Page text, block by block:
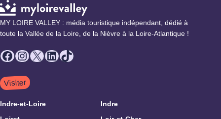
MY LOIRE VALLEY : média touristique indépendant, dédié à
toute la Vallée de la Loire, de la Nièvre à la Loire-Atlantique !
Facebook
Instagram
X LinkedIn
TikTok
Visiter
Indre-et-Loire
Indre